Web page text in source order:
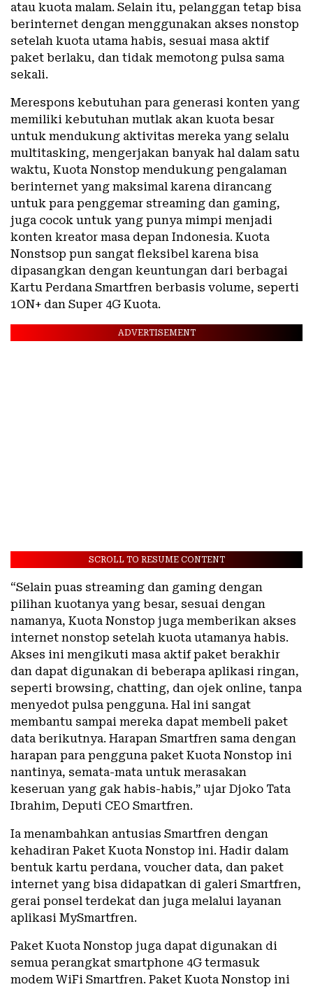
atau kuota malam. Selain itu, pelanggan tetap bisa
berinternet dengan menggunakan akses nonstop
setelah kuota utama habis, sesuai masa aktif
paket berlaku, dan tidak memotong pulsa sama
sekali.
Merespons kebutuhan para generasi konten yang
memiliki kebutuhan mutlak akan kuota besar
untuk mendukung aktivitas mereka yang selalu
multitasking, mengerjakan banyak hal dalam satu
waktu, Kuota Nonstop mendukung pengalaman
berinternet yang maksimal karena dirancang
untuk para penggemar streaming dan gaming,
juga cocok untuk yang punya mimpi menjadi
konten kreator masa depan Indonesia. Kuota
Nonstsop pun sangat fleksibel karena bisa
dipasangkan dengan keuntungan dari berbagai
Kartu Perdana Smartfren berbasis volume, seperti
1ON+ dan Super 4G Kuota.
ADVERTISEMENT
SCROLL TO RESUME CONTENT
“Selain puas streaming dan gaming dengan
pilihan kuotanya yang besar, sesuai dengan
namanya, Kuota Nonstop juga memberikan akses
internet nonstop setelah kuota utamanya habis.
Akses ini mengikuti masa aktif paket berakhir
dan dapat digunakan di beberapa aplikasi ringan,
seperti browsing, chatting, dan ojek online, tanpa
menyedot pulsa pengguna. Hal ini sangat
membantu sampai mereka dapat membeli paket
data berikutnya. Harapan Smartfren sama dengan
harapan para pengguna paket Kuota Nonstop ini
nantinya, semata-mata untuk merasakan
keseruan yang gak habis-habis,” ujar Djoko Tata
Ibrahim, Deputi CEO Smartfren.
Ia menambahkan antusias Smartfren dengan
kehadiran Paket Kuota Nonstop ini. Hadir dalam
bentuk kartu perdana, voucher data, dan paket
internet yang bisa didapatkan di galeri Smartfren,
gerai ponsel terdekat dan juga melalui layanan
aplikasi MySmartfren.
Paket Kuota Nonstop juga dapat digunakan di
semua perangkat smartphone 4G termasuk
modem WiFi Smartfren. Paket Kuota Nonstop ini